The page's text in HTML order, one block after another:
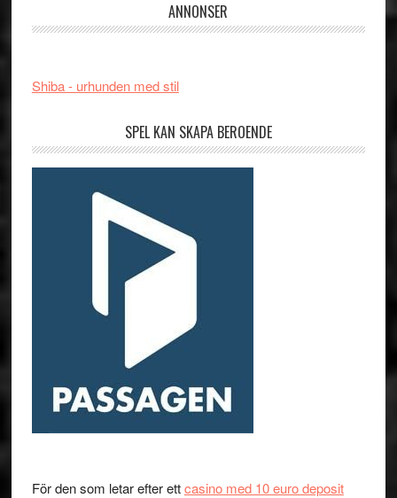
ANNONSER
Shiba - urhunden med stil
SPEL KAN SKAPA BEROENDE
För den som letar efter ettcasino med 10 euro deposit